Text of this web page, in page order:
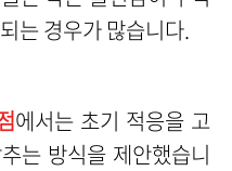
는 경우가 많습니다.
에서는 초기 적응을 고
는 방식을 제안했습니